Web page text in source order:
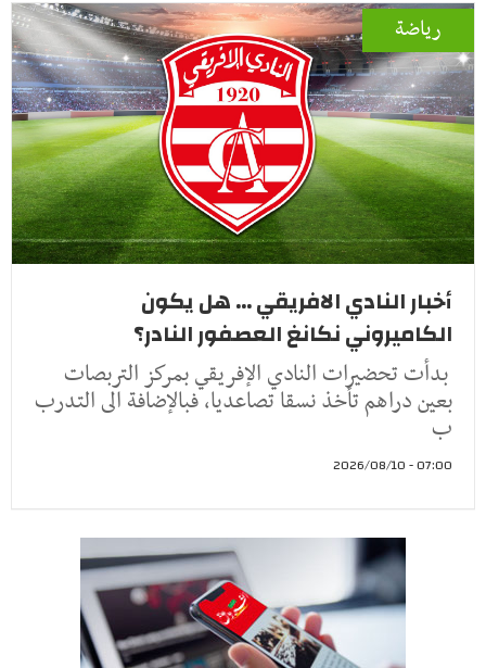
رياضة
أخبار النادي الافريقي ... هل يكون
الكاميروني نكانغ العصفور النادر؟
بدأت تحضيرات النادي الإفريقي بمركز التربصات
بعين دراهم تأخذ نسقا تصاعديا، فبالإضافة الى التدرب
ب
07:00 - 2026/08/10